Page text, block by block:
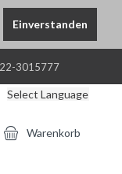
Einverstanden
3015777
Select Language
Warenkorb